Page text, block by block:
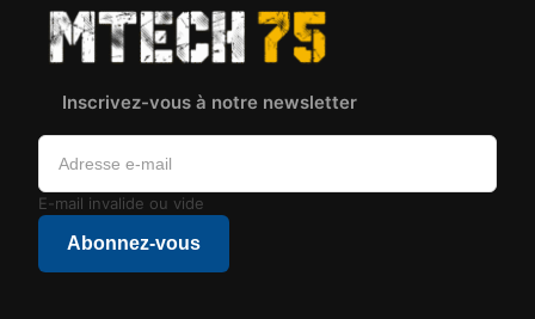
Inscrivez-vous à notre newsletter
E-mail invalide ou vide
Abonnez-vous